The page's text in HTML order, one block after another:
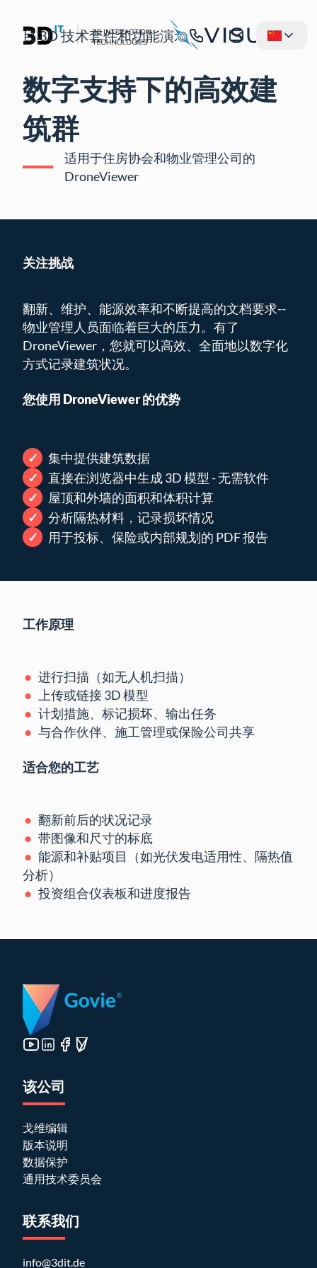
目标群体
3D 技术套件和功能演示/联系
数字支持下的高效建
筑群
适用于住房协会和物业管理公司的
DroneViewer
关注挑战
翻新、维护、能源效率和不断提高的文档要求--
物业管理人员面临着巨大的压力。有了
DroneViewer，您就可以高效、全面地以数字化
方式记录建筑状况。
您使用 DroneViewer 的优势
集中提供建筑数据
直接在浏览器中生成 3D 模型 - 无需软件
屋顶和外墙的面积和体积计算
分析隔热材料，记录损坏情况
用于投标、保险或内部规划的 PDF 报告
工作原理
进行扫描（如无人机扫描）
上传或链接 3D 模型
计划措施、标记损坏、输出任务
与合作伙伴、施工管理或保险公司共享
适合您的工艺
翻新前后的状况记录
带图像和尺寸的标底
能源和补贴项目（如光伏发电适用性、隔热值
分析）
投资组合仪表板和进度报告
该公司
戈维编辑
版本说明
数据保护
通用技术委员会
联系我们
info@3dit.de